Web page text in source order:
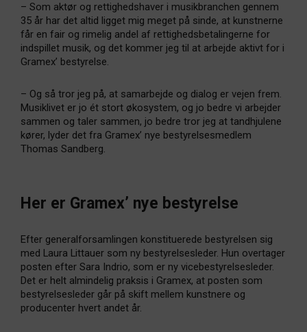
– Som aktør og rettighedshaver i musikbranchen gennem
35 år har det altid ligget mig meget på sinde, at kunstnerne
får en fair og rimelig andel af rettighedsbetalingerne for
indspillet musik, og det kommer jeg til at arbejde aktivt for i
Gramex’ bestyrelse.
– Og så tror jeg på, at samarbejde og dialog er vejen frem.
Musiklivet er jo ét stort økosystem, og jo bedre vi arbejder
sammen og taler sammen, jo bedre tror jeg at tandhjulene
kører, lyder det fra Gramex’ nye bestyrelsesmedlem
Thomas Sandberg.
Her er Gramex’ nye bestyrelse
Efter generalforsamlingen konstituerede bestyrelsen sig
med Laura Littauer som ny bestyrelsesleder. Hun overtager
posten efter Sara Indrio, som er ny vicebestyrelsesleder.
Det er helt almindelig praksis i Gramex, at posten som
bestyrelsesleder går på skift mellem kunstnere og
producenter hvert andet år.